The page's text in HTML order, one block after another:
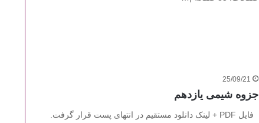
25/09/21
جزوه شیمی یازدهم
فایل PDF + لینک دانلود مستقیم در انتهای پست قرار گرفت.